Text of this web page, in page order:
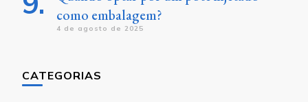
como embalagem?
4 de agosto de 2025
CATEGORIAS